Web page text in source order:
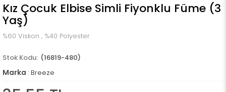
Kız Çocuk Elbise Simli Fiyonklu Füme (3
Yaş)
%60 Viskon , %40 Polyester
(16819-480)
Marka : Breeze